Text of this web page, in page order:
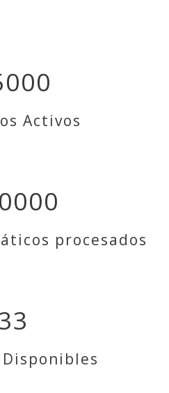
Activos
procesados